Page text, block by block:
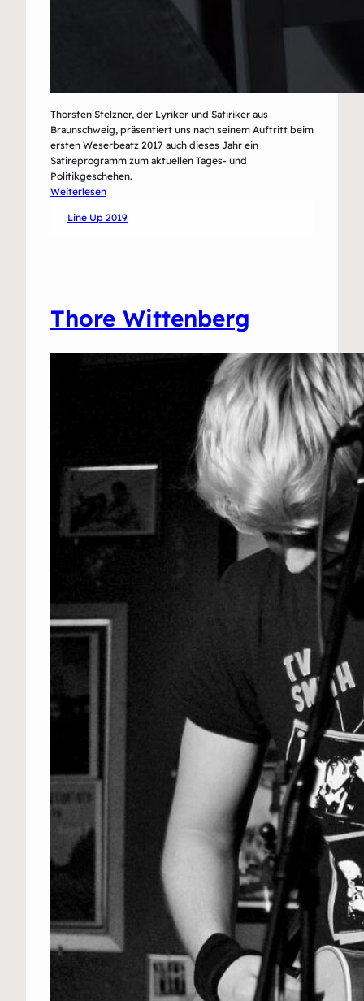
Thorsten Stelzner, der Lyriker und Satiriker aus
Braunschweig, präsentiert uns nach seinem Auftritt beim
ersten Weserbeatz 2017 auch dieses Jahr ein
Satireprogramm zum aktuellen Tages- und
Politikgeschehen.
Weiterlesen:
Stelzner
Line Up 2019
Thore Wittenberg